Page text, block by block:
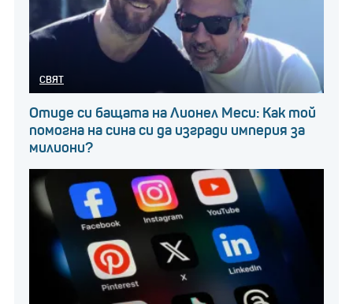
СВЯТ
Отиде си бащата на Лионел Меси: Как той
помогна на сина си да изгради империя за
милиони?